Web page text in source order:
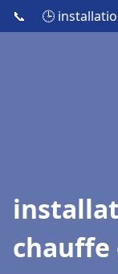
📞 🕒
chauffe